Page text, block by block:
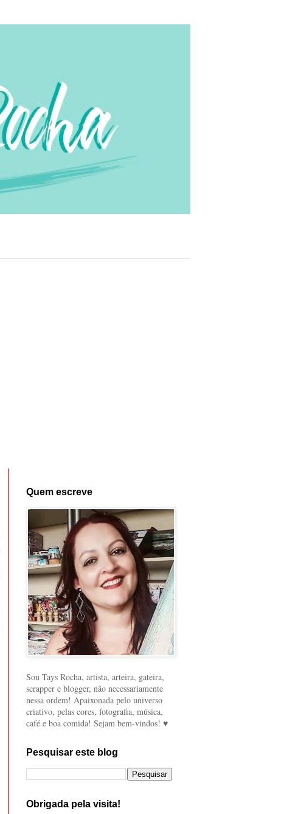
Quem escreve
Sou Tays Rocha, artista, arteira, gateira,
scrapper e blogger, não necessariamente
nessa ordem! Apaixonada pelo universo
criativo, pelas cores, fotografia, música,
café e boa comida! Sejam bem-vindos! ♥
Pesquisar este blog
Obrigada pela visita!